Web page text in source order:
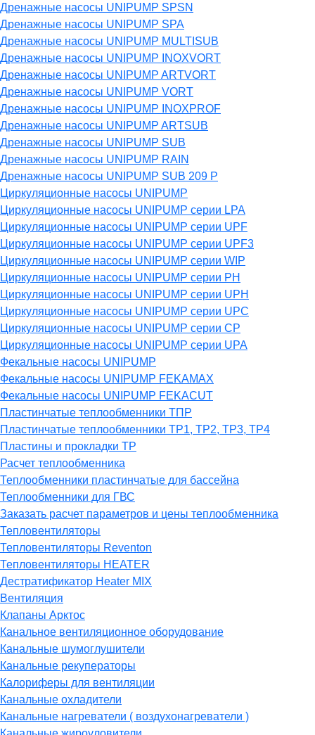
Дренажные насосы UNIPUMP SPSN
Дренажные насосы UNIPUMP SPA
Дренажные насосы UNIPUMP MULTISUB
Дренажные насосы UNIPUMP INOXVORT
Дренажные насосы UNIPUMP ARTVORT
Дренажные насосы UNIPUMP VORT
Дренажные насосы UNIPUMP INOXPROF
Дренажные насосы UNIPUMP ARTSUB
Дренажные насосы UNIPUMP SUB
Дренажные насосы UNIPUMP RAIN
Дренажные насосы UNIPUMP SUB 209 P
Циркуляционные насосы UNIPUMP
Циркуляционные насосы UNIPUMP серии LPA
Циркуляционные насосы UNIPUMP серии UPF
Циркуляционные насосы UNIPUMP серии UPF3
Циркуляционные насосы UNIPUMP серии WIP
Циркуляционные насосы UNIPUMP серии PH
Циркуляционные насосы UNIPUMP серии UPH
Циркуляционные насосы UNIPUMP серии UPC
Циркуляционные насосы UNIPUMP серии CP
Циркуляционные насосы UNIPUMP серии UPA
Фекальные насосы UNIPUMP
Фекальные насосы UNIPUMP FEKAMAX
Фекальные насосы UNIPUMP FEKACUT
Пластинчатые теплообменники ТПР
Пластинчатые теплообменники ТР1, ТР2, ТР3, ТР4
Пластины и прокладки ТР
Расчет теплообменника
Теплообменники пластинчатые для бассейна
Теплообменники для ГВС
Заказать расчет параметров и цены теплообменника
Тепловентиляторы
Тепловентиляторы Reventon
Тепловентиляторы HEATER
Дестратификатор Heater MIX
Вентиляция
Клапаны Арктос
Канальное вентиляционное оборудование
Канальные шумоглушители
Канальные рекуператоры
Калориферы для вентиляции
Канальные охладители
Канальные нагреватели ( воздухонагреватели )